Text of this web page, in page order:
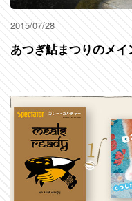
2015/07/28
あつぎ鮎まつりのメ